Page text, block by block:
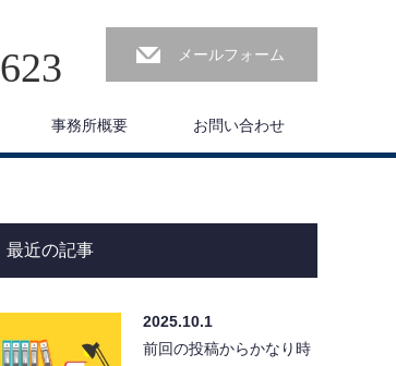
メールフォーム
事務所概要 お問い合わせ
最近の記事
2025.10.1
前回の投稿からかなり時